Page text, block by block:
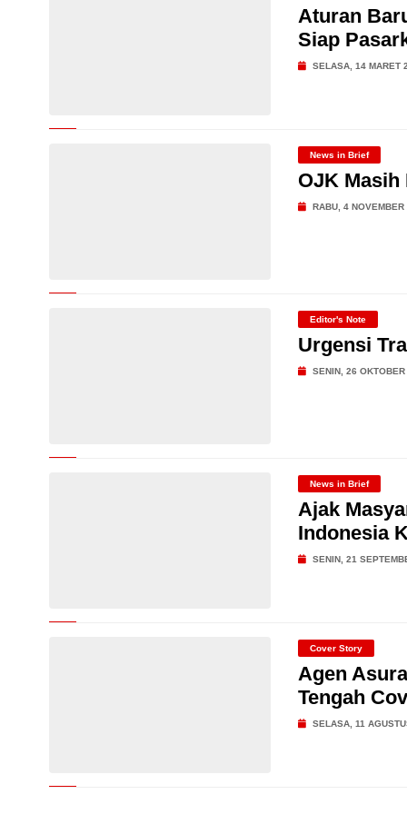
Aturan
Siap
SELASA, 14 MARET
News in Brief
OJK Masih
RABU, 4
Editor's Note
Urgensi
SENIN, 26
News in Brief
Ajak
Indonesia
SENIN, 21
Cover Story
Agen
Tengah
SELASA, 11